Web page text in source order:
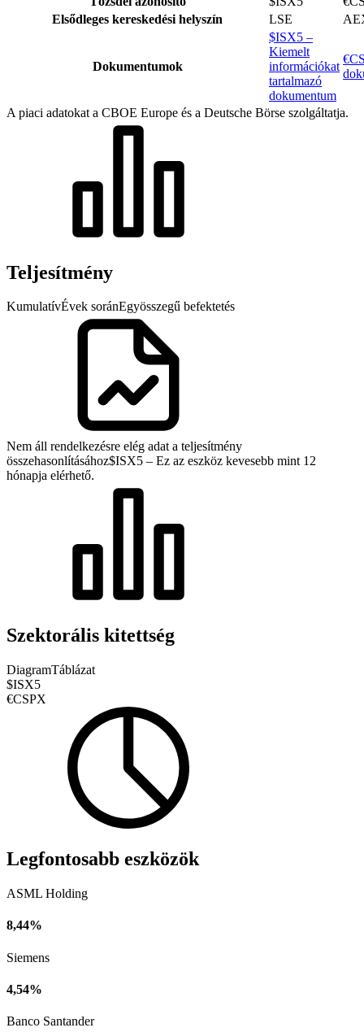
Elsődleges kereskedési helyszín
LSE
Dokumentumok
$ISX5 –
Kiemelt
információkat
tartalmazó
dokumentum
A piaci adatokat a CBOE Europe és a Deutsche Börse szolgáltatja.
Teljesítmény
KumulatívÉvek soránEgyösszegű befektetés
Nem áll rendelkezésre elég adat a teljesítmény
összehasonlításához$ISX5 – Ez az eszköz kevesebb mint 12
hónapja elérhető.
Szektorális kitettség
DiagramTáblázat
$ISX5
€CSPX
Legfontosabb eszközök
ASML Holding
8,44%
Siemens
4,54%
Banco Santander